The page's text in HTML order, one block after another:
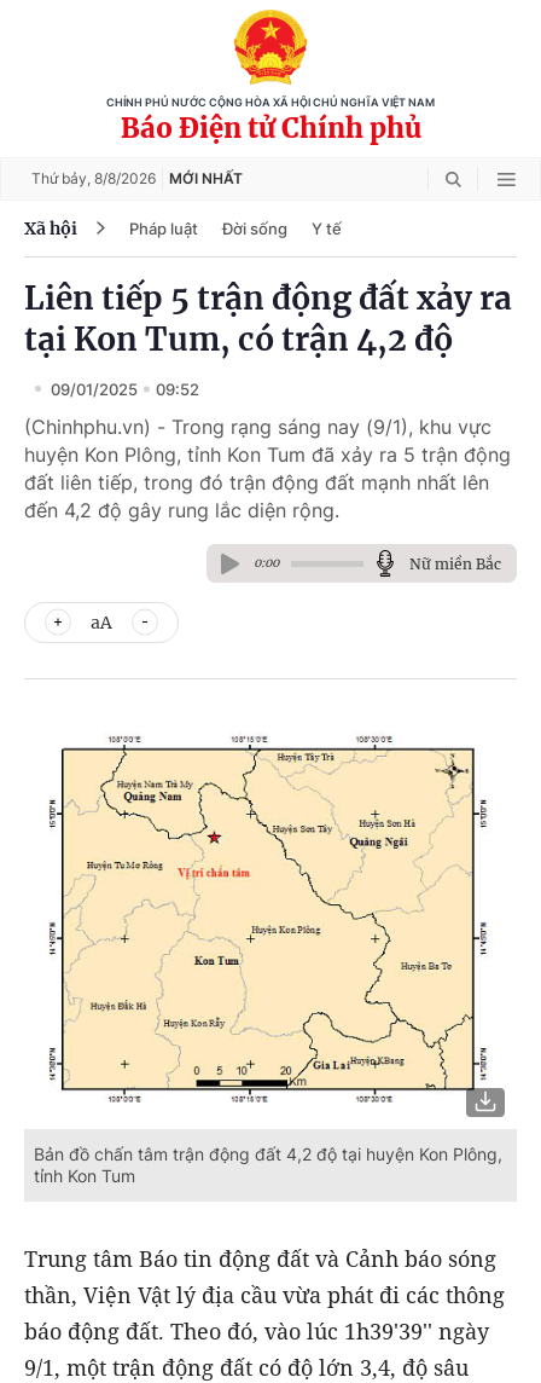
CHÍNH PHỦ NƯỚC CỘNG HÒA XÃ HỘI CHỦ NGHĨA VIỆT NAM
Báo Điện tử Chính phủ
Thứ bảy, 8/8/2026 MỚI NHẤT
Xã hội Pháp luật Đời sống Y tế
Liên tiếp 5 trận động đất xảy ra
tại Kon Tum, có trận 4,2 độ
09/01/2025 09:52
(Chinhphu.vn) - Trong rạng sáng nay (9/1), khu vực
huyện Kon Plông, tỉnh Kon Tum đã xảy ra 5 trận động
đất liên tiếp, trong đó trận động đất mạnh nhất lên
đến 4,2 độ gây rung lắc diện rộng.
0:00 Nữ miền Bắc
aA
Bản đồ chấn tâm trận động đất 4,2 độ tại huyện Kon Plông,
tỉnh Kon Tum
Trung tâm Báo tin động đất và Cảnh báo sóng
thần, Viện Vật lý địa cầu vừa phát đi các thông
báo động đất. Theo đó, vào lúc 1h39'39'' ngày
9/1, một trận động đất có độ lớn 3,4, độ sâu